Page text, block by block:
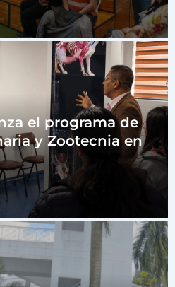
el programa de
y Zootecnia en